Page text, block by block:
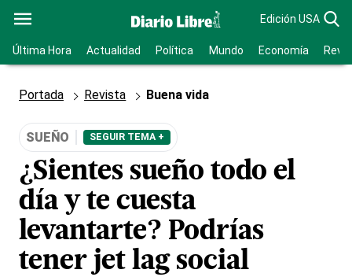
Edición USA
Última Hora Actualidad Política Mundo Economía
Portada Revista Buena vida
SUEÑO SEGUIR TEMA +
¿Sientes sueño todo el
día y te cuesta
levantarte? Podrías
tener jet lag social